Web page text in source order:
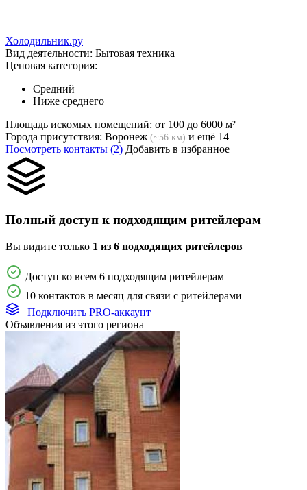
Холодильник.ру
Вид деятельности: Бытовая техника
Ценовая категория:
Средний
Ниже среднего
Площадь искомых помещений: от 100 до 6000 м²
Города присутствия: Воронеж (~56 км) и ещё 14
Посмотреть контакты (2) Добавить в избранное
Полный доступ к подходящим ритейлерам
Вы видите только 1 из 6 подходящих ритейлеров
Доступ ко всем 6 подходящим ритейлерам
10 контактов в месяц для связи с ритейлерами
Подключить PRO-аккаунт
Объявления из этого региона